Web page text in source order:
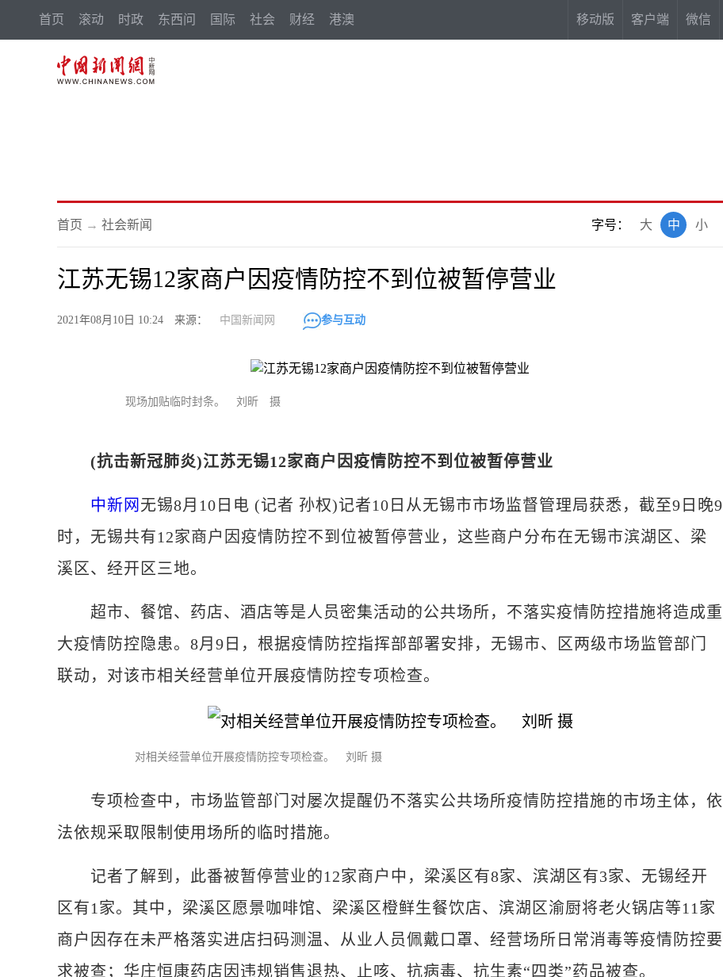
首页 滚动 时政 东西问 国际 社会 财经 港澳 移动版 客户端 微信
首页 → 社会新闻 字号： 小
中
大
江苏无锡12家商户因疫情防控不到位被暂停营业
2021年08月10日 10:24 来源： 中国新闻网 参与互动
现场加贴临时封条。 刘昕 摄
(抗击新冠肺炎)江苏无锡12家商户因疫情防控不到位被暂停营业
中新网 无锡8月10日电 (记者 孙权)记者10日从无锡市市场监督管理局获悉，截至9日晚9
时，无锡共有12家商户因疫情防控不到位被暂停营业，这些商户分布在无锡市滨湖区、梁
溪区、经开区三地。
超市、餐馆、药店、酒店等是人员密集活动的公共场所，不落实疫情防控措施将造成重
大疫情防控隐患。8月9日，根据疫情防控指挥部部署安排，无锡市、区两级市场监管部门
联动，对该市相关经营单位开展疫情防控专项检查。
对相关经营单位开展疫情防控专项检查。 刘昕 摄
专项检查中，市场监管部门对屡次提醒仍不落实公共场所疫情防控措施的市场主体，依
法依规采取限制使用场所的临时措施。
记者了解到，此番被暂停营业的12家商户中，梁溪区有8家、滨湖区有3家、无锡经开
区有1家。其中，梁溪区愿景咖啡馆、梁溪区橙鲜生餐饮店、滨湖区渝厨将老火锅店等11家
商户因存在未严格落实进店扫码测温、从业人员佩戴口罩、经营场所日常消毒等疫情防控要
求被查；华庄恒康药店因违规销售退热、止咳、抗病毒、抗生素“四类”药品被查。